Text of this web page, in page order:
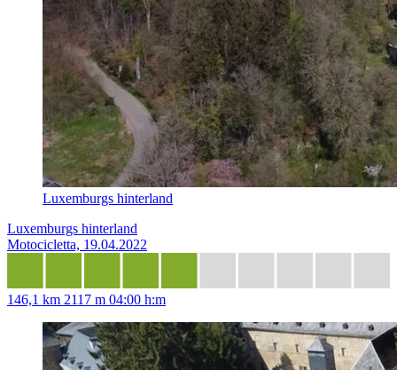
Luxemburgs hinterland
Luxemburgs hinterland
Motocicletta, 19.04.2022
146,1 km 2117 m 04:00 h:m